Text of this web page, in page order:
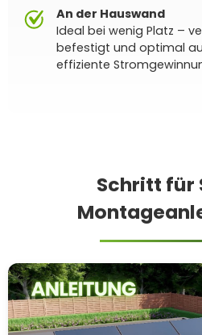
An der Hauswand
Ideal bei wenig Platz –
befestigt und optimal
effiziente
Schritt für